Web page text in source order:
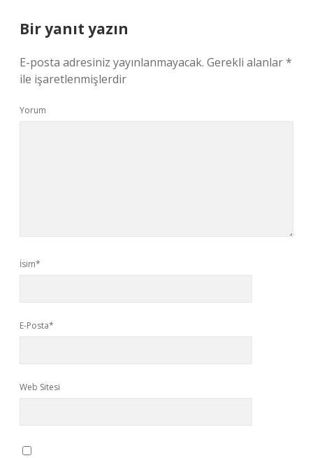
Bir yanıt yazın
E-posta adresiniz yayınlanmayacak. Gerekli alanlar*
ile işaretlenmişlerdir
Yorum
İsim*
E-Posta*
Web Sitesi